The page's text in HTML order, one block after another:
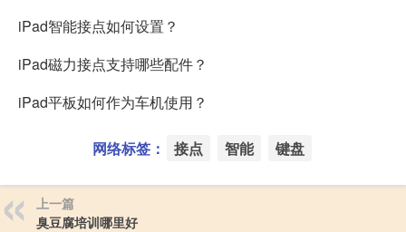
iPad智能接点如何设置？
iPad磁力接点支持哪些配件？
iPad平板如何作为车机使用？
网络标签： 接点 智能 键盘
上一篇
臭豆腐培训哪里好